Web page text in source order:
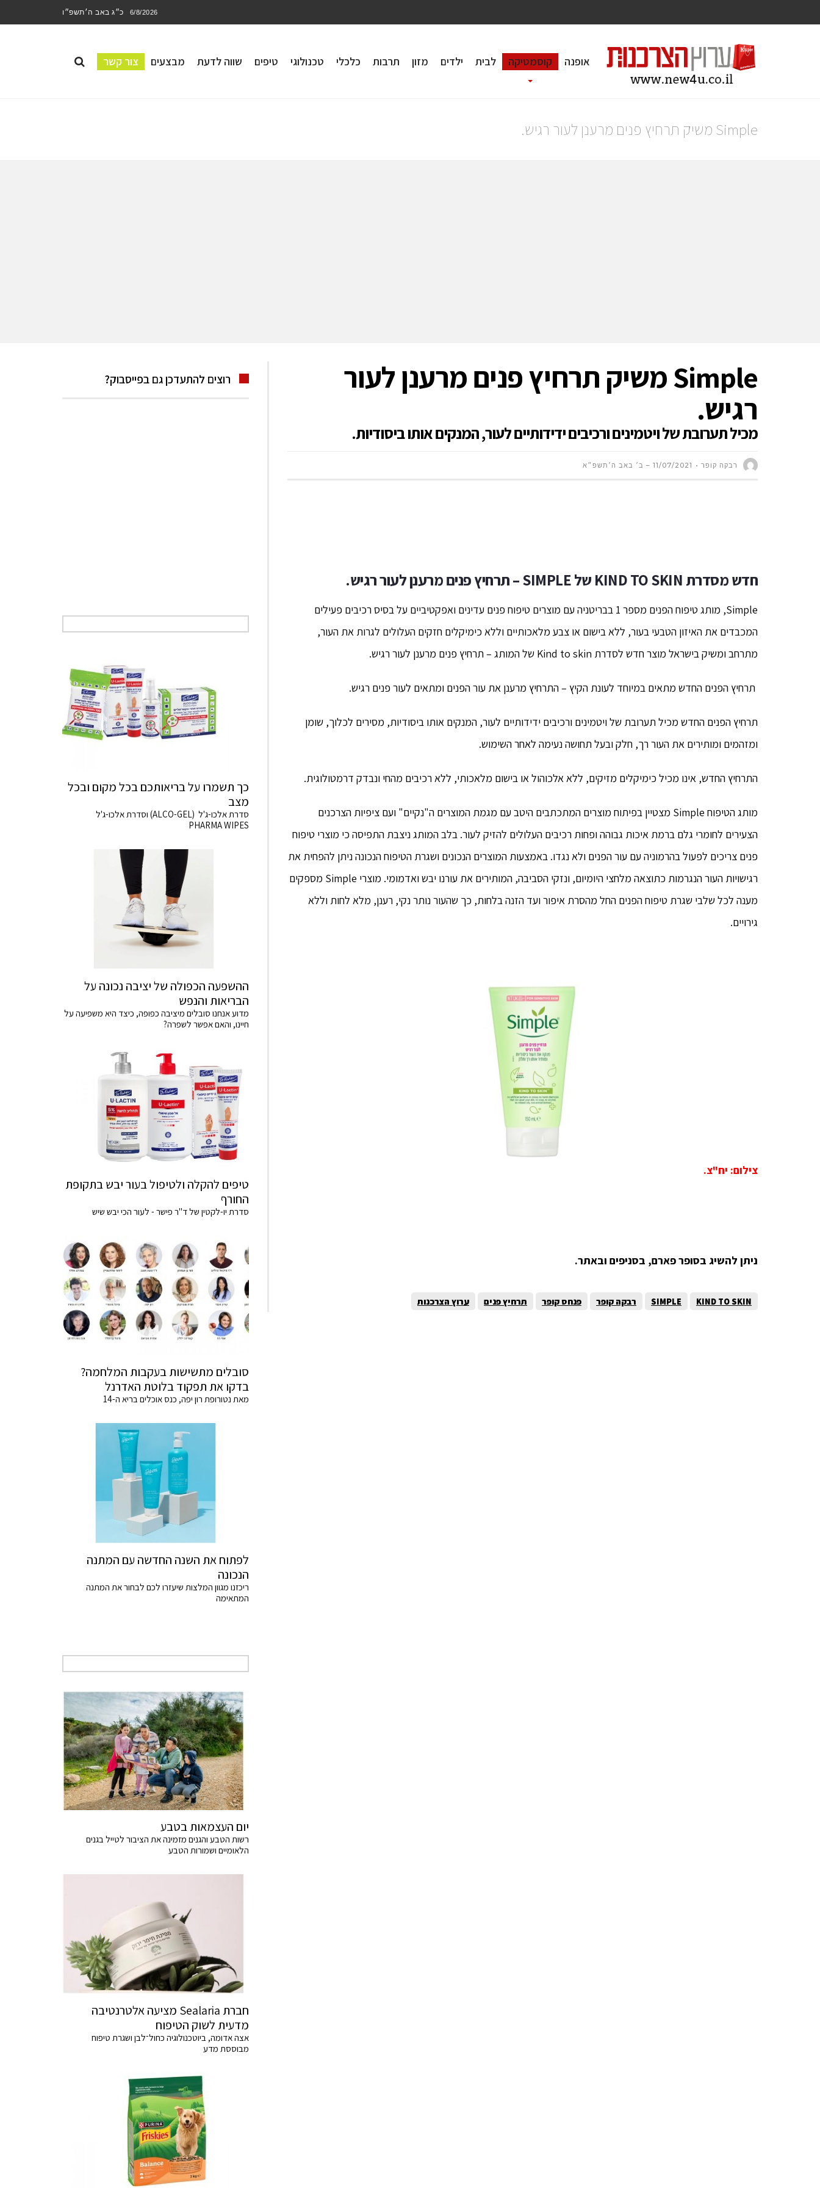
6/8/2026 כ״ג באב ה׳תשפ״ו
אופנה קוסמטיקה לבית ילדים מזון תרבות כלכלי טכנולוגי טיפים שווה לדעת מבצעים צור קשר
Simple משיק תרחיץ פנים מרענן לעור רגיש.
Simple משיק תרחיץ פנים מרענן לעור
רגיש.
מכיל תערובת של ויטמינים ורכיבים ידידותיים לעור, המנקים אותו ביסודיות.
רבקה קופר 11/07/2021 – ב׳ באב ה׳תשפ״א
חדש מסדרתKIND TO SKIN שלSIMPLE – תרחיץ פנים מרענן לעור רגיש.
Simple, מותג טיפוח הפנים מספר 1 בבריטניה עם מוצרים טיפוח פנים עדינים ואפקטיביים על בסיס רכיבים פעילים
המכבדים את האיזון הטבעי בעור, ללא בישום או צבע מלאכותיים וללא כימיקלים חזקים העלולים לגרות את העור,
מתרחב ומשיק בישראל מוצר חדש לסדרת Kind to skin של המותג – תרחיץ פנים מרענן לעור רגיש.
תרחיץ הפנים החדש מתאים במיוחד לעונת הקיץ – התרחיץ מרענן את עור הפנים ומתאים לעור פנים רגיש.
תרחיץ הפנים החדש מכיל תערובת של ויטמינים ורכיבים ידידותיים לעור, המנקים אותו ביסודיות, מסירים לכלוך, שומן
ומזהמים ומותירים את העור רך, חלק ובעל תחושה נעימה לאחר השימוש.
התרחיץ החדש, אינו מכיל כימיקלים מזיקים, ללא אלכוהול או בישום מלאכותי, ללא רכיבים מהחי ונבדק דרמטולוגית.
מותג הטיפוח Simple מצטיין בפיתוח מוצרים המתכתבים היטב עם מגמת המוצרים ה"נקיים" ועם ציפיות הצרכנים
הצעירים לחומרי גלם ברמת איכות גבוהה ופחות רכיבים העלולים להזיק לעור. בלב המותג ניצבת התפיסה כי מוצרי טיפוח
פנים צריכים לפעול בהרמוניה עם עור הפנים ולא נגדו. באמצעות המוצרים הנכונים ושגרת הטיפוח הנכונה ניתן להפחית את
רגישויות העור הנגרמות כתוצאה מלחצי היומיום, ונזקי הסביבה, המותירים את עורנו יבש ואדמומי. מוצרי Simple מספקים
מענה לכל שלבי שגרת טיפוח הפנים החל מהסרת איפור ועד הזנה בלחות, כך שהעור נותר נקי, רענן, מלא לחות וללא
גירויים.
צילום: יח"צ.
ניתן להשיג בסופר פארם, בסניפים ובאתר.
SIMPLE KIND TO SKIN רבקה קופר פנחס קופר תרחיץ פנים ערוץ הצרכנות
רוצים להתעדכן גם בפייסבוק?
כך תשמרו על בריאותכם בכל מקום ובכל
מצב
סדרת אלכו-ג'ל (ALCO-GEL) וסדרת אלכו-ג'ל
PHARMA WIPES
ההשפעה הכפולה של יציבה נכונה על
הבריאות והנפש
מדוע אנחנו סובלים מיציבה כפופה, כיצד היא משפיעה על
חיינו, והאם אפשר לשפרה?
טיפים להקלה ולטיפול בעור יבש בתקופת
החורף
סדרת יו-לקטין של ד"ר פישר - לעור הכי יבש שיש
סובלים מתשישות בעקבות המלחמה?
בדקו את תפקוד בלוטת האדרנל
מאת נטורופת רון יפה, כנס אוכלים בריא ה-14
לפתוח את השנה החדשה עם המתנה
הנכונה
ריכזנו מגוון המלצות שיעזרו לכם לבחור את המתנה
המתאימה
יום העצמאות בטבע
רשות הטבע והגנים מזמינה את הציבור לטייל בגנים
הלאומיים ושמורות הטבע
חברת Sealaria מציעה אלטרנטיבה
מדעית לשוק הטיפוח
אצה אדומה, ביוטכנולוגיה כחול־לבן ושגרת טיפוח
מבוססת מדע